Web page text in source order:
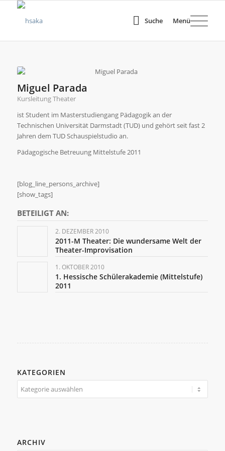
Suche Menü
Miguel Parada
Kursleitung Theater
ist Student im Masterstudiengang Pädagogik an der
Technischen Universität Darmstadt (TUD) und gehört seit fast 2
Jahren dem TUD Schauspielstudio an.
Pädagogische Betreuung Mittelstufe 2011
[blog_line_persons_archive]
[show_tags]
BETEILIGT AN:
2. DEZEMBER 2010
2011-M Theater: Die wundersame Welt der
Theater-Improvisation
1. OKTOBER 2010
1. Hessische Schülerakademie (Mittelstufe)
2011
KATEGORIEN
Kategorien
ARCHIV